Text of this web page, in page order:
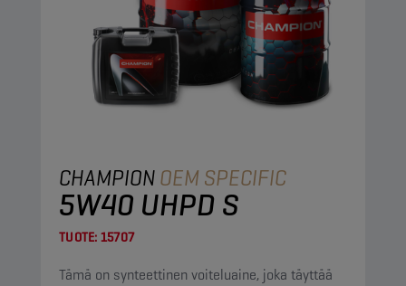
CHAMPIONOEM SPECIFIC
5W40 UHPD S
TUOTE: 15707
Tämä on synteettinen voiteluaine, joka täyttää